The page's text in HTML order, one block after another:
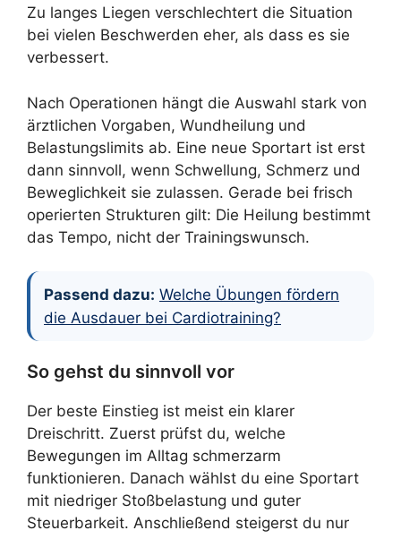
Zu langes Liegen verschlechtert die Situation
bei vielen Beschwerden eher, als dass es sie
verbessert.
Nach Operationen hängt die Auswahl stark von
ärztlichen Vorgaben, Wundheilung und
Belastungslimits ab. Eine neue Sportart ist erst
dann sinnvoll, wenn Schwellung, Schmerz und
Beweglichkeit sie zulassen. Gerade bei frisch
operierten Strukturen gilt: Die Heilung bestimmt
das Tempo, nicht der Trainingswunsch.
Passend dazu: Welche Übungen fördern
die Ausdauer bei Cardiotraining?
So gehst du sinnvoll vor
Der beste Einstieg ist meist ein klarer
Dreischritt. Zuerst prüfst du, welche
Bewegungen im Alltag schmerzarm
funktionieren. Danach wählst du eine Sportart
mit niedriger Stoßbelastung und guter
Steuerbarkeit. Anschließend steigerst du nur